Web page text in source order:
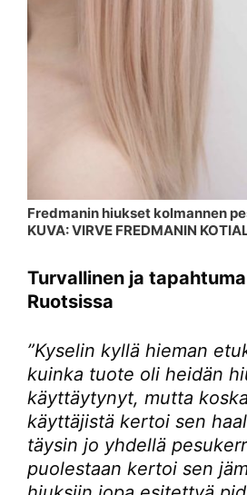
Fredmanin hiukset kolmannen
KUVA: VIRVE FREDMANIN
Turvallinen ja
Ruotsissa
”Kyselin kyllä hieman
kuinka tuote oli heidän
käyttäytynyt, mutta
käyttäjistä kertoi sen
täysin jo yhdellä
puolestaan kertoi sen